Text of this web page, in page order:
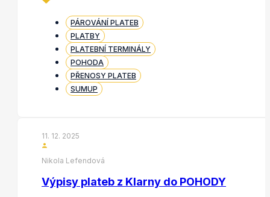
PÁROVÁNÍ PLATEB
PLATBY
PLATEBNÍ TERMINÁLY
POHODA
PŘENOSY PLATEB
SUMUP
11. 12. 2025
Nikola Lefendová
Výpisy plateb z Klarny do POHODY